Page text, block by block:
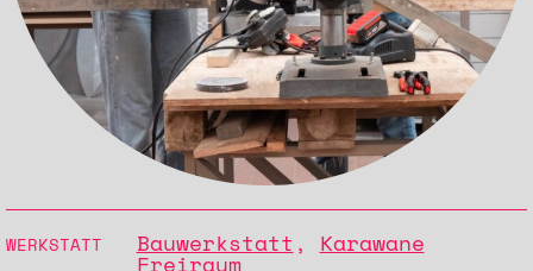
WERKSTATT Bauwerkstatt ,
Karawane
Freiraum